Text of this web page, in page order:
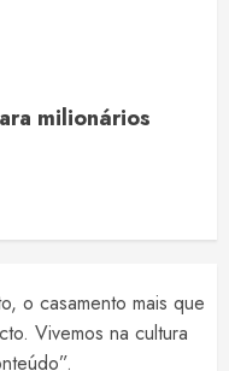
milionários
o casamento mais que
Vivemos na cultura